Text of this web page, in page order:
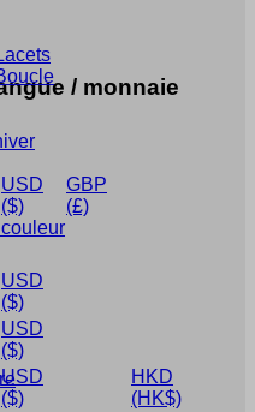
/ monnaie
USD
($)
GBP
(£)
USD
($)
USD
($)
USD
($)
HKD
(HK$)